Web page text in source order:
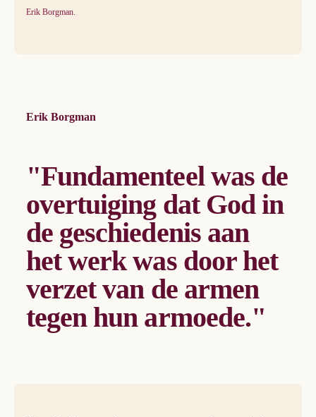
Erik Borgman.
Erik Borgman
"Fundamenteel was de
overtuiging dat God in
de geschiedenis aan
het werk was door het
verzet van de armen
tegen hun armoede."